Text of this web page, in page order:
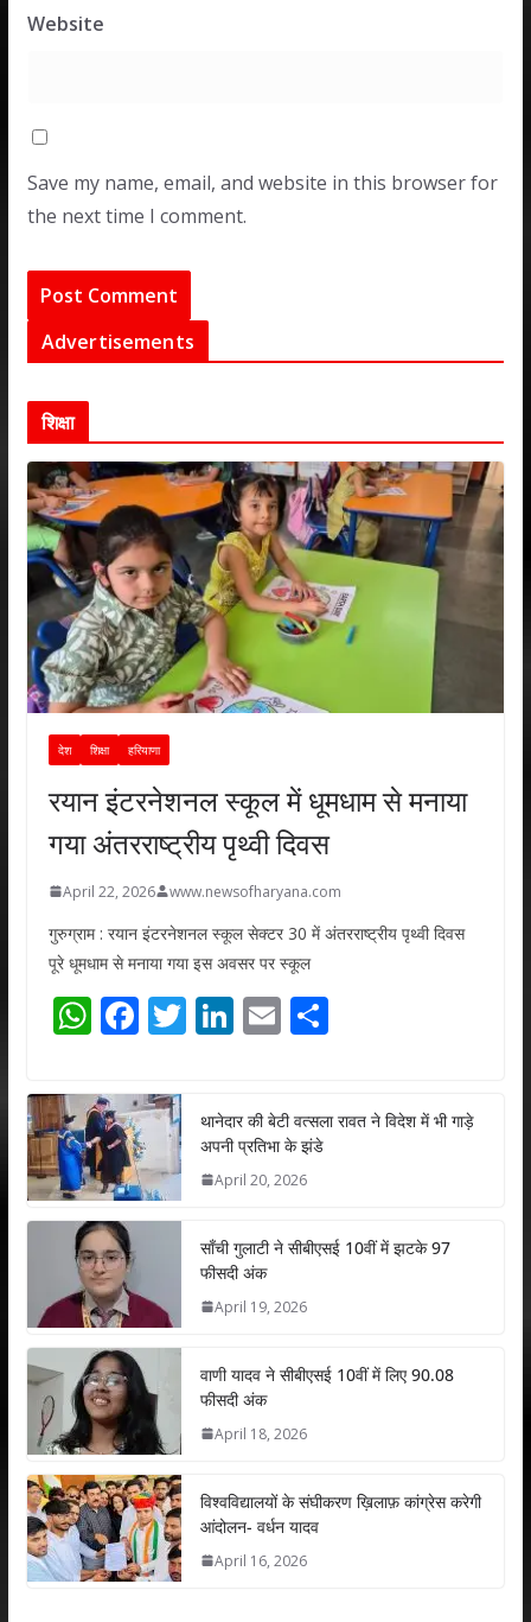
Website
Save my name, email, and website in this browser for
the next time I comment.
Advertisements
शिक्षा
देश शिक्षा हरियाणा
रयान इंटरनेशनल स्कूल में धूमधाम से मनाया
गया अंतरराष्ट्रीय पृथ्वी दिवस
April 22, 2026 www.newsofharyana.com
गुरुग्राम : रयान इंटरनेशनल स्कूल सेक्टर 30 में अंतरराष्ट्रीय पृथ्वी दिवस
पूरे धूमधाम से मनाया गया इस अवसर पर स्कूल
W
at
s
A
p
p
F
e
b
o
o
T
er
Li
e
dI
E
l
S
e
थानेदार की बेटी वत्सला रावत ने विदेश में भी गाड़े
अपनी प्रतिभा के झंडे
April 20, 2026
साँची गुलाटी ने सीबीएसई 10वीं में झटके 97
फीसदी अंक
April 19, 2026
वाणी यादव ने सीबीएसई 10वीं में लिए 90.08
फीसदी अंक
April 18, 2026
विश्वविद्यालयों के संघीकरण ख़िलाफ़ कांग्रेस करेगी
आंदोलन- वर्धन यादव
April 16, 2026